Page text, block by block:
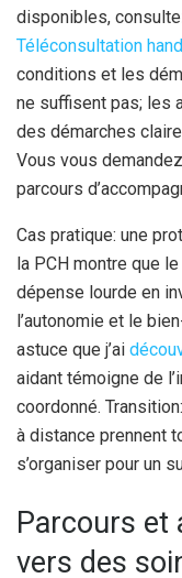
disponibles,
Téléconsultation
conditions et les
ne suffisent pas; les
des démarches
Vous vous
parcours
Cas pratique: une
la PCH montre que
dépense lourde en
l’autonomie et le
astuce que j’ai
aidant témoigne de
coordonné.
à distance prennent
s’organiser pour un
Parcours et
vers des